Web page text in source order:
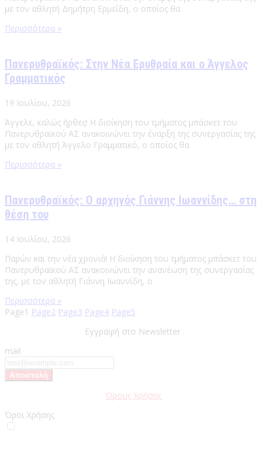
με τον αθλητή Δημήτρη Ερμείδη, ο οποίος θα
Περισσότερα »
Πανερυθραϊκός: Στην Νέα Ερυθραία και ο Άγγελος
Γραμματικός
19 Ιουλίου, 2026
Άγγελε, καλώς ήρθες! Η διοίκηση του τμήματος μπάσκετ του
Πανερυθραϊκού ΑΣ ανακοινώνει την έναρξη της συνεργασίας της
με τον αθλητή Άγγελο Γραμματικό, ο οποίος θα
Περισσότερα »
Πανερυθραϊκός: Ο αρχηγός Γιάννης Ιωαννίδης… στη
θέση του
14 Ιουλίου, 2026
Παρών και την νέα χρονιά! Η διοίκηση του τμήματος μπάσκετ του
Πανερυθραϊκού ΑΣ ανακοινώνει την ανανέωση της συνεργασίας
της, με τον αθλητή Γιάννη Ιωαννίδη, ο
Περισσότερα »
Page1 Page2 Page3 Page4 Page5
Εγγραφή στο Newsletter
mail
Όρους Χρήσης
Όροι Χρήσης